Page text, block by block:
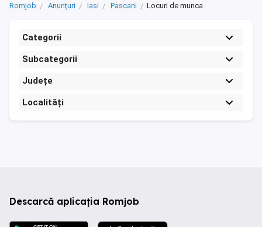
Romjob Anunțuri Iasi Pascani Locuri de munca
Categorii
Subcategorii
Județe
Localități
Descarcă aplicația Romjob